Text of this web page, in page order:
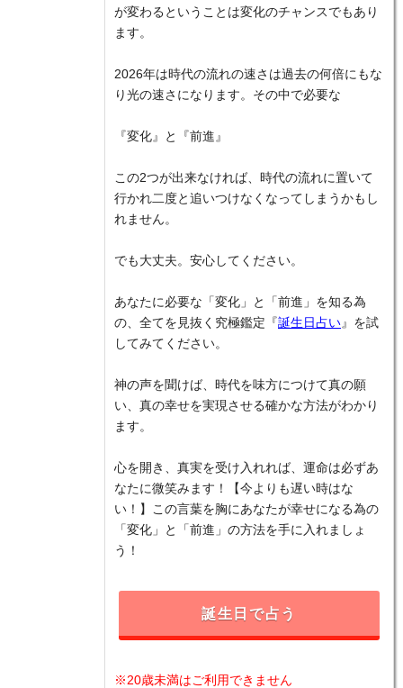
が変わるということは変化のチャンスでもあり
ます。
2026年は時代の流れの速さは過去の何倍にもな
り光の速さになります。その中で必要な
『変化』と『前進』
この2つが出来なければ、時代の流れに置いて
行かれ二度と追いつけなくなってしまうかもし
れません。
でも大丈夫。安心してください。
あなたに必要な「変化」と「前進」を知る為
の、全てを見抜く究極鑑定『誕生日占い 』を試
してみてください。
神の声を聞けば、時代を味方につけて真の願
い、真の幸せを実現させる確かな方法がわかり
ます。
心を開き、真実を受け入れれば、運命は必ずあ
なたに微笑みます！【今よりも遅い時はな
い！】この言葉を胸にあなたが幸せになる為の
「変化」と「前進」の方法を手に入れましょ
う！
誕生日で占う
※20歳未満はご利用できません